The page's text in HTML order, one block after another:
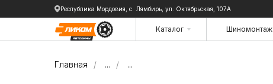
Республика Мордовия, с. Лямбирь, ул. Октябрьская, 107А
Шиномонтаж
Каталог
Шиномонтаж
Каталог
Главная / ... / ...